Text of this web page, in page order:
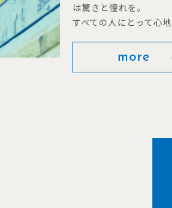
は驚きと憧れを。
すべての人にとって心
more